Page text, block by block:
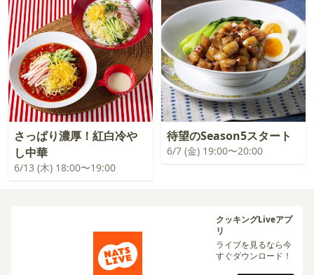
さっぱり濃厚！紅白冷や
し中華
6/13 (木) 18:00〜19:00
待望のSeason5スタート
6/7 (金) 19:00〜20:00
クッキングLiveアプ
リ
ライブを見るなら今
すぐダウンロード！